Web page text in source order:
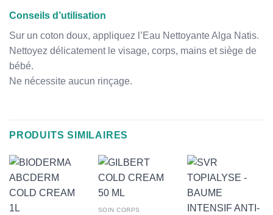
Conseils d’utilisation
Sur un coton doux, appliquez l’Eau Nettoyante Alga Natis.
Nettoyez délicatement le visage, corps, mains et siège de
bébé.
Ne nécessite aucun rinçage.
PRODUITS SIMILAIRES
SOIN CORPS